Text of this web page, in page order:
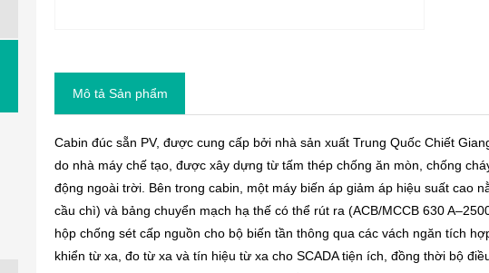
Mô tả Sản phẩm
Cabin đúc sẵn PV, được cung cấp bởi nhà sản xuất Trung Quốc Chiết
do nhà máy chế tạo, được xây dựng từ tấm thép chống ăn mòn, chống
động ngoài trời. Bên trong cabin, một máy biến áp giảm áp hiệu suất cao
cầu chì) và bảng chuyển mạch hạ thế có thể rút ra (ACB/MCCB 630
hộp chống sét cấp nguồn cho bộ biến tần thông qua các vách ngăn tích
khiển từ xa, đo từ xa và tín hiệu từ xa cho SCADA tiện ích, đồng thời bộ